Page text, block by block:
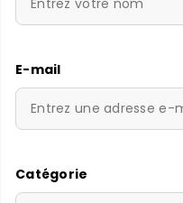
E-mail
Catégorie